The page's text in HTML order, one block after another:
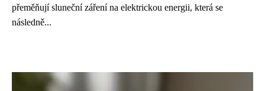
přeměňují sluneční záření na elektrickou energii, která se
následně...